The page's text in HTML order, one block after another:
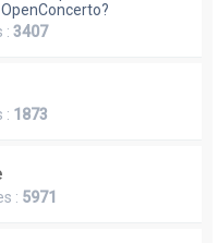
: 3407
: 1873
: 5971